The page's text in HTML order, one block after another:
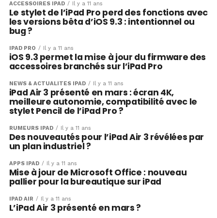
ACCESSOIRES IPAD Il y a 11 ans
Le stylet de l’iPad Pro perd des fonctions avec
les versions bêta d’iOS 9.3 : intentionnel ou
bug ?
IPAD PRO Il y a 11 ans
iOS 9.3 permet la mise à jour du firmware des
accessoires branchés sur l’iPad Pro
NEWS & ACTUALITÉS IPAD Il y a 11 ans
iPad Air 3 présenté en mars : écran 4K,
meilleure autonomie, compatibilité avec le
stylet Pencil de l’iPad Pro ?
RUMEURS IPAD Il y a 11 ans
Des nouveautés pour l’iPad Air 3 révélées par
un plan industriel ?
APPS IPAD Il y a 11 ans
Mise à jour de Microsoft Office : nouveau
pallier pour la bureautique sur iPad
IPAD AIR Il y a 11 ans
L’iPad Air 3 présenté en mars ?